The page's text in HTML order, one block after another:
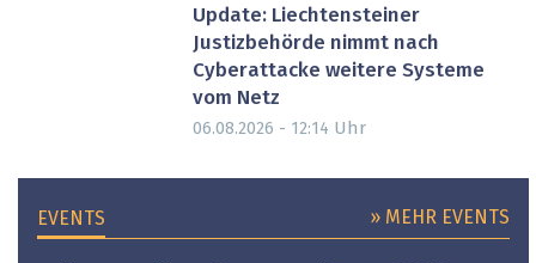
Update: Liechtensteiner
Justizbehörde nimmt nach
Cyberattacke weitere Systeme
vom Netz
06.08.2026 - 12:14 Uhr
EVENTS » MEHR EVENTS